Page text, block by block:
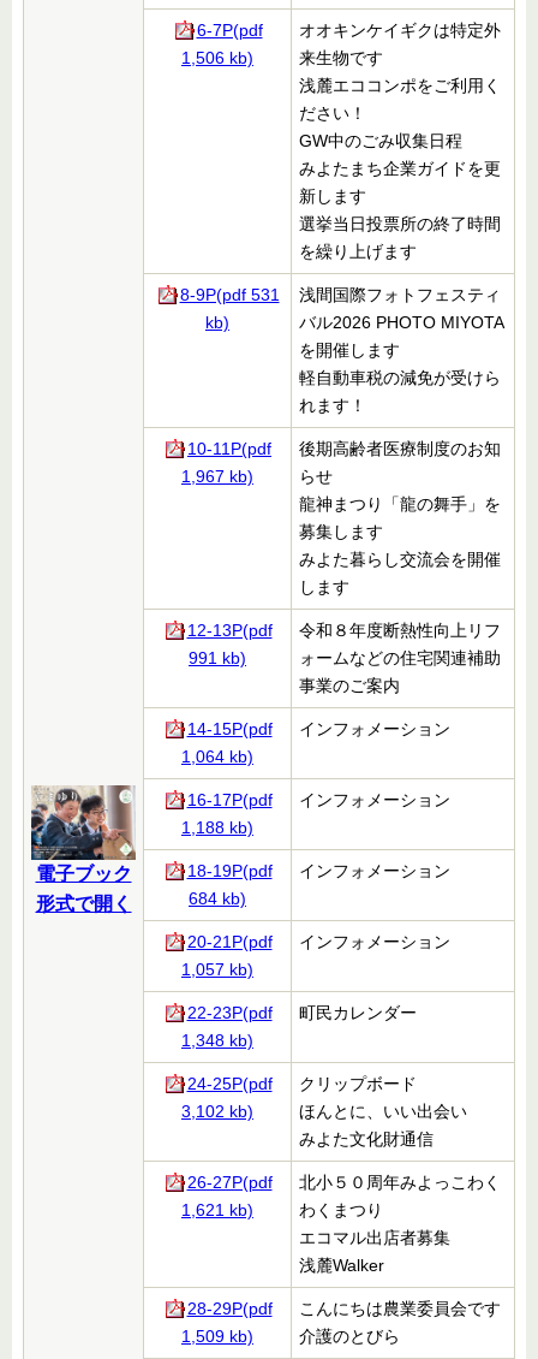
電子ブック
形式で開く
6-7P(pdf
1,506 kb)
オオキンケイギクは特定外
来生物です
浅麓エココンポをご利用く
ださい！
GW中のごみ収集日程
みよたまち企業ガイドを更
新します
選挙当日投票所の終了時間
を繰り上げます
8-9P(pdf 531
kb)
浅間国際フォトフェスティ
バル2026 PHOTO MIYOTA
を開催します
軽自動車税の減免が受けら
れます！
10-11P(pdf
1,967 kb)
後期高齢者医療制度のお知
らせ
龍神まつり「龍の舞手」を
募集します
みよた暮らし交流会を開催
します
12-13P(pdf
991 kb)
令和８年度断熱性向上リフ
ォームなどの住宅関連補助
事業のご案内
14-15P(pdf
1,064 kb)
インフォメーション
16-17P(pdf
1,188 kb)
インフォメーション
18-19P(pdf
684 kb)
インフォメーション
20-21P(pdf
1,057 kb)
インフォメーション
22-23P(pdf
1,348 kb)
町民カレンダー
24-25P(pdf
3,102 kb)
クリップボード
ほんとに、いい出会い
みよた文化財通信
26-27P(pdf
1,621 kb)
北小５０周年みよっこわく
わくまつり
エコマル出店者募集
浅麓Walker
28-29P(pdf
1,509 kb)
こんにちは農業委員会です
介護のとびら